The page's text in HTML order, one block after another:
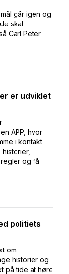
går igen og
skal
Carl Peter
er udviklet
APP, hvor
i kontakt
og få
politiets
om
historier og
på tide at høre